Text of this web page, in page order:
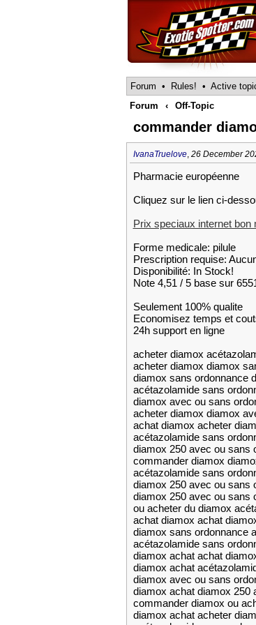
Forum • Rules! • Active
Forum
‹ Off-Topic
commander
IvanaTruelove, 26 December
Pharmacie européenne
Cliquez sur le lien ci-
Prix speciaux internet bon
Forme medicale: pilule
Prescription requise:
Disponibilité: In Stock!
Note 4,51 / 5 base sur
Seulement 100% qualite
Economisez temps et
24h support en ligne
acheter diamox
acheter diamox diamox
diamox sans ordonnance
acétazolamide sans
diamox avec ou sans
acheter diamox diamox
achat diamox acheter
acétazolamide sans
diamox 250 avec ou sans
commander diamox
acétazolamide sans
diamox 250 avec ou sans
diamox 250 avec ou sans
ou acheter du diamox
achat diamox achat
diamox sans ordonnance
acétazolamide sans
diamox achat achat
diamox achat
diamox avec ou sans
diamox achat diamox 250
commander diamox ou
diamox achat acheter